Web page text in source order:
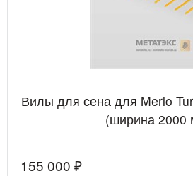
Вилы для сена для Merlo
(ширина 2000
155 000 ₽